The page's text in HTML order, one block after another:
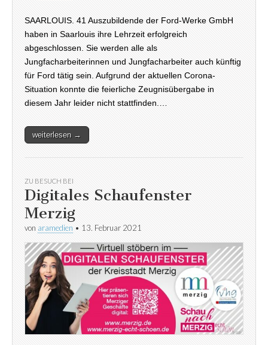
SAARLOUIS. 41 Auszubildende der Ford-Werke GmbH
haben in Saarlouis ihre Lehrzeit erfolgreich
abgeschlossen. Sie werden alle als
Jungfacharbeiterinnen und Jungfacharbeiter auch künftig
für Ford tätig sein. Aufgrund der aktuellen Corona-
Situation konnte die feierliche Zeugnisübergabe in
diesem Jahr leider nicht stattfinden.…
weiterlesen →
ZU BESUCH BEI
Digitales Schaufenster
Merzig
von aramedien • 13. Februar 2021